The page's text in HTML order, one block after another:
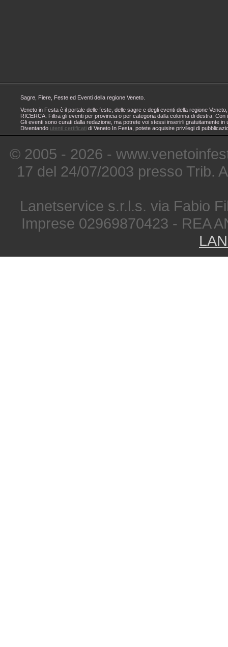
Sagre, Fiere, Feste ed Eventi della regione Veneto.
Veneto in Festa è il portale delle feste, delle sagre e degli eventi della regione
RICERCA: Filtra gli eventi per provincia o per categoria dalla colonna di destra.
Gli eventi sono curati dalla redazione, ma potrete voi stessi inserirli gratuitamente
Diventando utenti certificati di Veneto In Festa, potete acquisire privilegi di
© 2005 - 2026 -
17 del 24/07/2003 presso Trib.
Lanetservice s.r.l.s. via Fabio
Imprese 02969870423 - REA